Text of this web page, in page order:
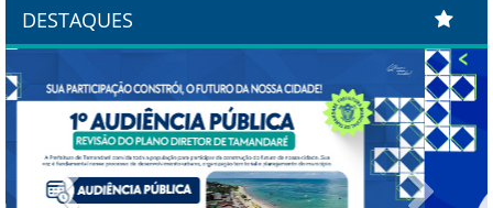
DESTAQUES